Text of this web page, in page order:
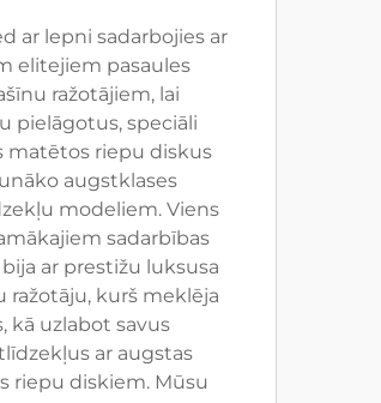
ar lepni sadarbojies ar
elitejiem pasaules
ražotājiem, lai
pielāgotus, speciāli
matētos riepu diskus
augstklases
modeliem. Viens
sadarbības
ar prestižu luksusa
ražotāju, kurš meklēja
kā uzlabot savus
ar augstas
riepu diskiem. Mūsu